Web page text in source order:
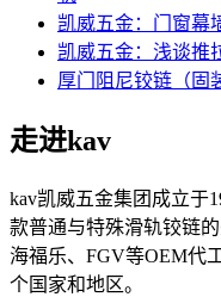
凯威五金：门窗幕
凯威五金：浅谈推
厚门阻尼铰链（固
走进kav
kav凯威五金集团成立于
款普通与特殊滑轨铰链
海福乐、FGV等OEM代
个国家和地区。